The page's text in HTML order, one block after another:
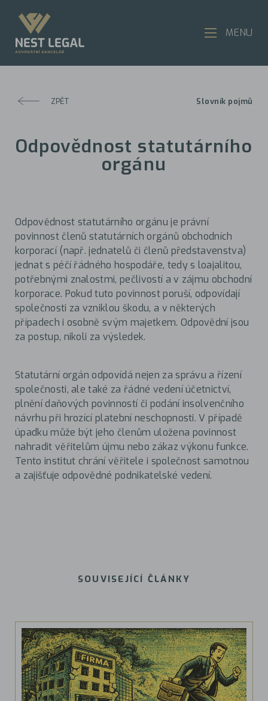
ZPĚT Slovník pojmů
Odpovědnost statutárního
orgánu
Odpovědnost statutárního orgánu je právní
povinnost členů statutárních orgánů obchodních
korporací (např. jednatelů či členů představenstva)
jednat s péčí řádného hospodáře, tedy s loajalitou,
potřebnými znalostmi, pečlivostí a v zájmu obchodní
korporace. Pokud tuto povinnost poruší, odpovídají
společnosti za vzniklou škodu, a v některých
případech i osobně svým majetkem. Odpovědní jsou
za postup, nikoli za výsledek.
Statutární orgán odpovídá nejen za správu a řízení
společnosti, ale také za řádné vedení účetnictví,
plnění daňových povinností či podání insolvenčního
návrhu při hrozící platební neschopnosti. V případě
úpadku může být jeho členům uložena povinnost
nahradit věřitelům újmu nebo zákaz výkonu funkce.
Tento institut chrání věřitele i společnost samotnou
a zajišťuje odpovědné podnikatelské vedení.
SOUVISEJÍCÍ ČLÁNKY
MENU